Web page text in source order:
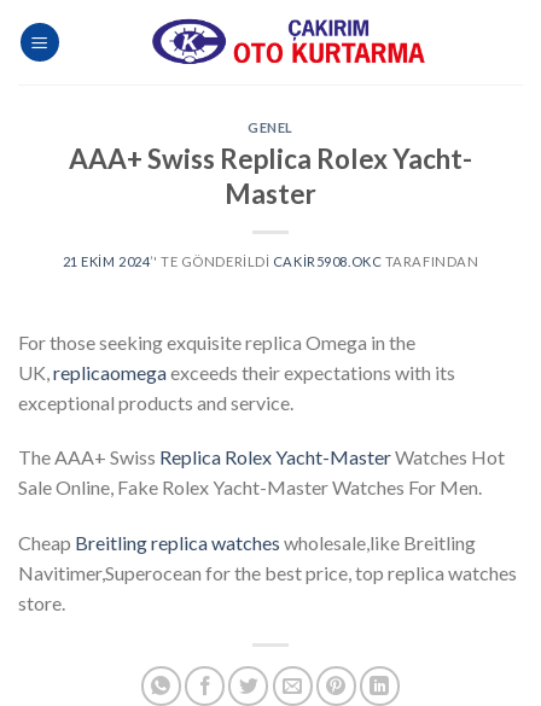
GENEL
AAA+ Swiss Replica Rolex Yacht-
Master
21 EKIM 2024’' TE GÖNDERILDI CAKIR5908.OKC TARAFINDAN
For those seeking exquisite replica Omega in the
UK, replicaomegaexceeds their expectations with its
exceptional products and service.
The AAA+ Swiss Replica Rolex Yacht-MasterWatches Hot
Sale Online, Fake Rolex Yacht-Master Watches For Men.
Cheap Breitling replica watches wholesale,like Breitling
Navitimer,Superocean for the best price, top replica watches
store.